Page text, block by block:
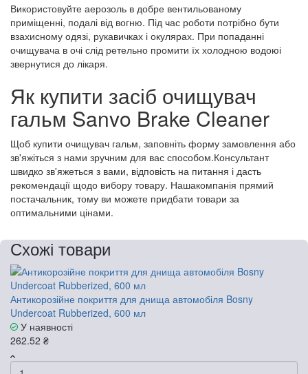
Використовуйте аерозоль в добре вентильованому
приміщенні, подалі від вогню. Під час роботи потрібно бути
взахисному одязі, рукавичках і окулярах. При попаданні
очищувача в очі слід ретельно промити їх холодною водоюі
звернутися до лікаря.
Як купити засіб очищувач
гальм Sanvo Brake Cleaner
Щоб купити очищувач гальм, заповніть форму замовлення або
зв'яжіться з нами зручним для вас способом.Консультант
швидко зв'яжеться з вами, відповість на питання і дасть
рекомендації щодо вибору товару. Нашакомпанія прямий
постачальник, тому ви можете придбати товари за
оптимальними цінами.
Схожі товари
Антикорозійне покриття для днища автомобіля Bosny
Undercoat Rubberized, 600 мл
У наявності
262.52 ₴